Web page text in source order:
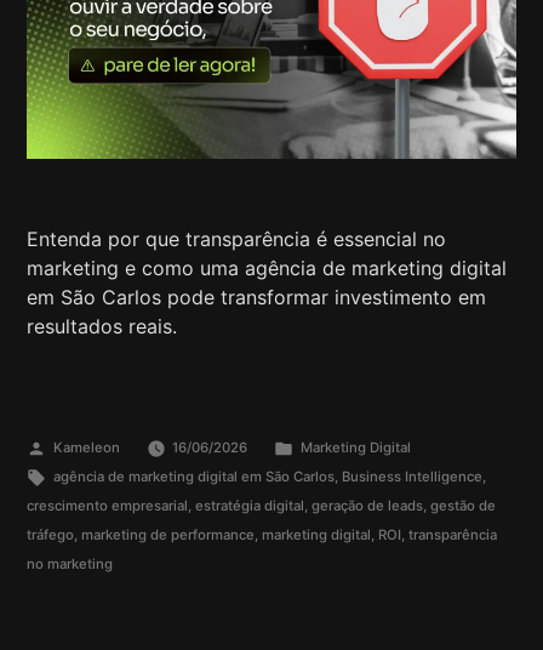
Entenda por que transparência é essencial no
marketing e como uma agência de marketing digital
em São Carlos pode transformar investimento em
resultados reais.
Kameleon 16/06/2026
Marketing Digital
agência de marketing digital em São Carlos, Business Intelligence,
crescimento empresarial, estratégia digital, geração de leads, gestão de
tráfego, marketing de performance, marketing digital, ROI, transparência
no marketing